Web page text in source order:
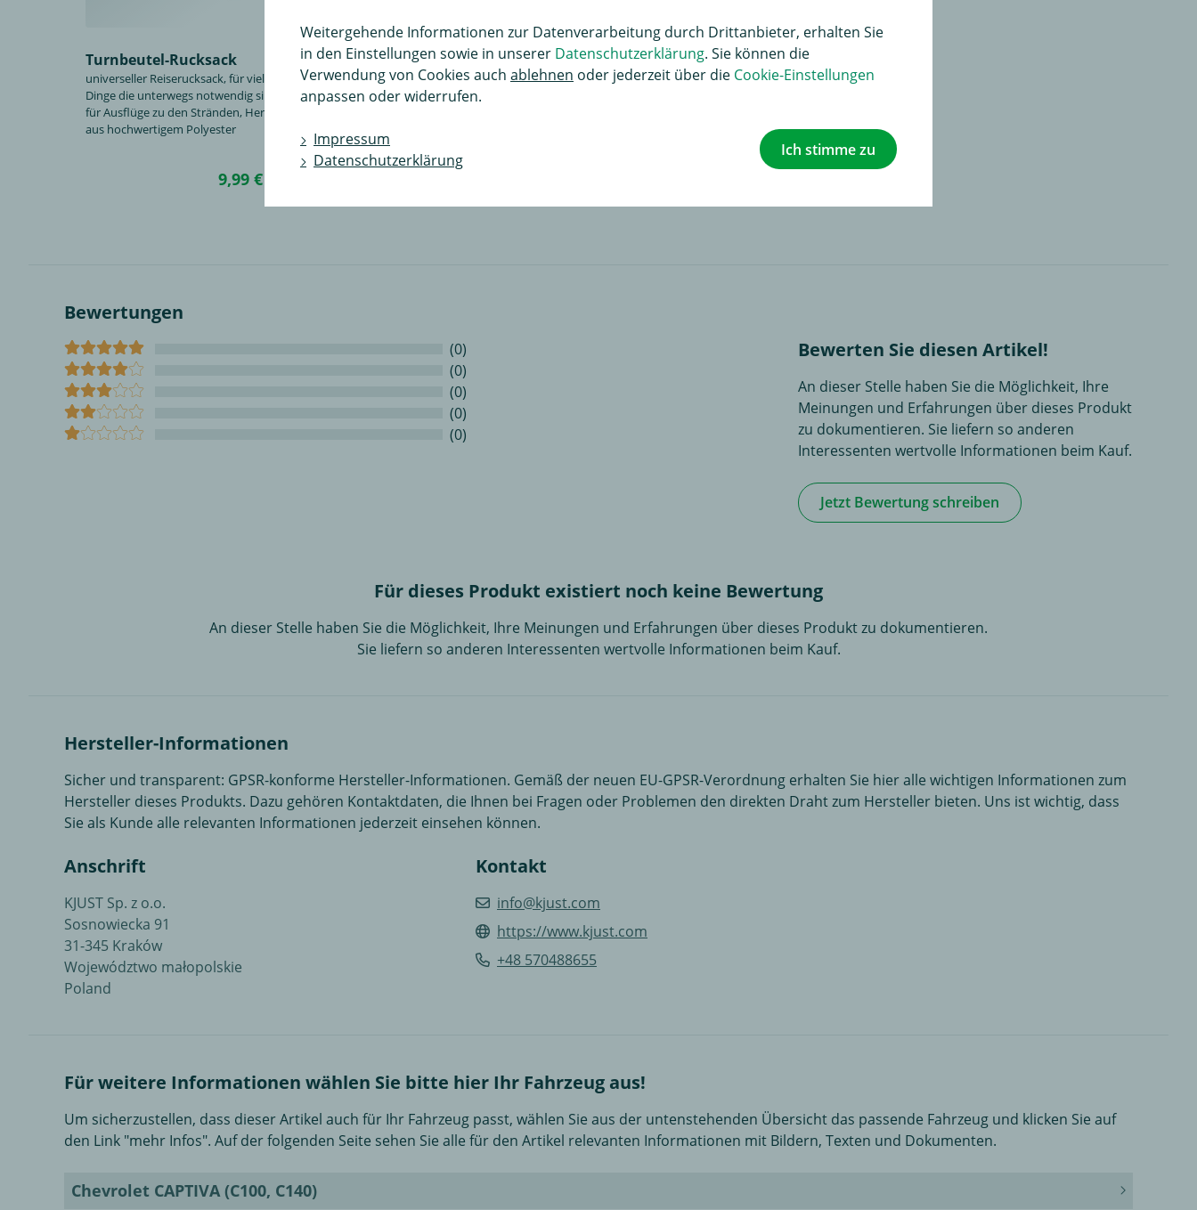
Turnbeutel-Rucksack
universeller Reiserucksack, für viele kleine
Dinge die unterwegs notwendig sind, Ideal
für Ausflüge zu den Stränden, Hergestellt
aus hochwertigem Polyester
9,99 €
Bewertungen
(0)
(0)
(0)
(0)
(0)
Bewerten Sie diesen Artikel!
An dieser Stelle haben Sie die Möglichkeit, Ihre
Meinungen und Erfahrungen über dieses Produkt
zu dokumentieren. Sie liefern so anderen
Interessenten wertvolle Informationen beim Kauf.
Jetzt Bewertung schreiben
Für dieses Produkt existiert noch keine Bewertung
An dieser Stelle haben Sie die Möglichkeit, Ihre Meinungen und Erfahrungen über dieses Produkt zu dokumentieren.
Sie liefern so anderen Interessenten wertvolle Informationen beim Kauf.
Hersteller-Informationen
Sicher und transparent: GPSR-konforme Hersteller-Informationen. Gemäß der neuen EU-GPSR-Verordnung erhalten Sie hier alle wichtigen Informationen zum
Hersteller dieses Produkts. Dazu gehören Kontaktdaten, die Ihnen bei Fragen oder Problemen den direkten Draht zum Hersteller bieten. Uns ist wichtig, dass
Sie als Kunde alle relevanten Informationen jederzeit einsehen können.
Anschrift
KJUST Sp. z o.o.
Sosnowiecka 91
31-345 Kraków
Województwo małopolskie
Poland
Kontakt
info@kjust.com
https://www.kjust.com
+48 570488655
Für weitere Informationen wählen Sie bitte hier Ihr Fahrzeug aus!
Um sicherzustellen, dass dieser Artikel auch für Ihr Fahrzeug passt, wählen Sie aus der untenstehenden Übersicht das passende Fahrzeug und klicken Sie auf
den Link "mehr Infos". Auf der folgenden Seite sehen Sie alle für den Artikel relevanten Informationen mit Bildern, Texten und Dokumenten.
Chevrolet CAPTIVA (C100, C140)
Weitergehende Informationen zur Datenverarbeitung durch Drittanbieter, erhalten Sie
in den Einstellungen sowie in unserer Datenschutzerklärung. Sie können die
Verwendung von Cookies auch ablehnen oder jederzeit über die Cookie-Einstellungen
anpassen oder widerrufen.
Impressum
Datenschutzerklärung
Ich stimme zu